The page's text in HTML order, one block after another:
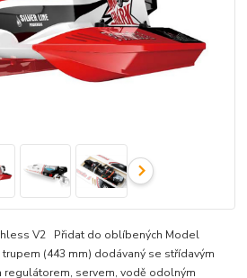
V2 Přidat do oblíbených Model
(443 mm) dodávaný se střídavým
regulátorem, servem, vodě odolným